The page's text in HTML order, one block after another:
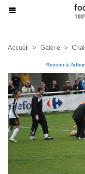
Accueil > Galerie >
Revenir à